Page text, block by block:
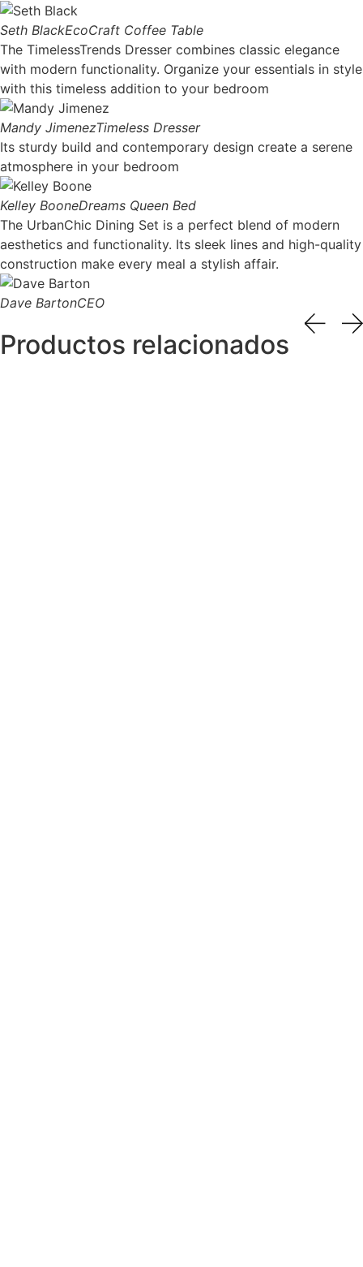
Seth BlackEcoCraft Coffee Table
The TimelessTrends Dresser combines classic elegance
with modern functionality. Organize your essentials in style
with this timeless addition to your bedroom
Mandy JimenezTimeless Dresser
Its sturdy build and contemporary design create a serene
atmosphere in your bedroom
Kelley BooneDreams Queen Bed
The UrbanChic Dining Set is a perfect blend of modern
aesthetics and functionality. Its sleek lines and high-quality
construction make every meal a stylish affair.
Dave BartonCEO
Productos relacionados